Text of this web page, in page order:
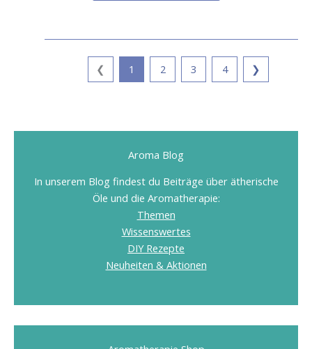
❮ 1 2 3 4 ❯
Aroma Blog
In unserem Blog findest du Beiträge über ätherische
Öle und die Aromatherapie:
Themen
Wissenswertes
DIY Rezepte
Neuheiten & Aktionen